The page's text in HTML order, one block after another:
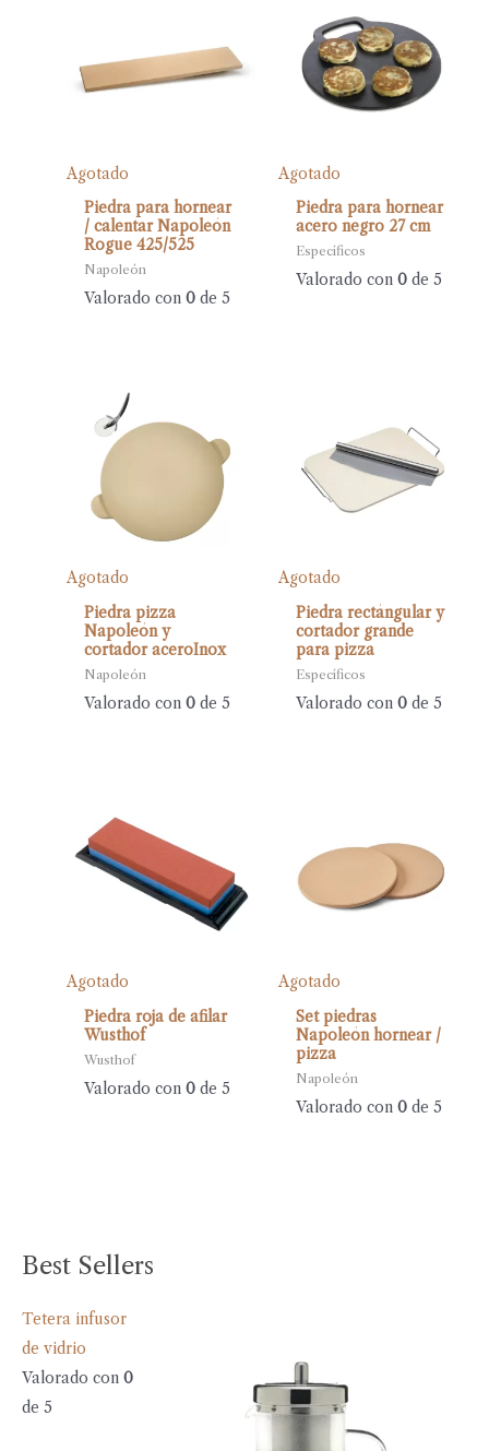
Agotado
Piedra para hornear
/ calentar Napoleón
Rogue 425/525
Napoleón
Valorado con0 de 5
Agotado
Piedra para hornear
acero negro 27 cm
Específicos
Valorado con 0de 5
Agotado
Piedra pizza
Napoleón y
cortador aceroInox
Napoleón
Valorado con0 de 5
Agotado
Piedra rectángular y
cortador grande
para pizza
Específicos
Valorado con 0de 5
Agotado
Piedra roja de afilar
Wusthof
Wusthof
Valorado con0 de 5
Agotado
Set piedras
Napoleón hornear /
pizza
Napoleón
Valorado con 0de 5
Best Sellers
Tetera infusor
de vidrio
Valorado con 0
de 5